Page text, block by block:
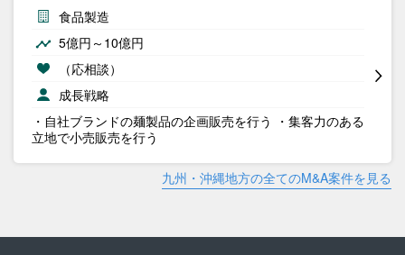
食品製造
5億円～10億円
（応相談）
成長戦略
・自社ブランドの麺製品の企画販売を行う ・集客力のある
立地で小売販売を行う
九州・沖縄地方の全てのM&A案件を見る